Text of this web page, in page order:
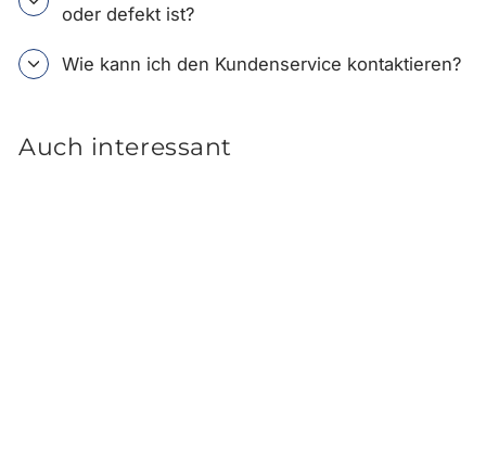
oder defekt ist?
Wie kann ich den Kundenservice kontaktieren?
Auch interessant